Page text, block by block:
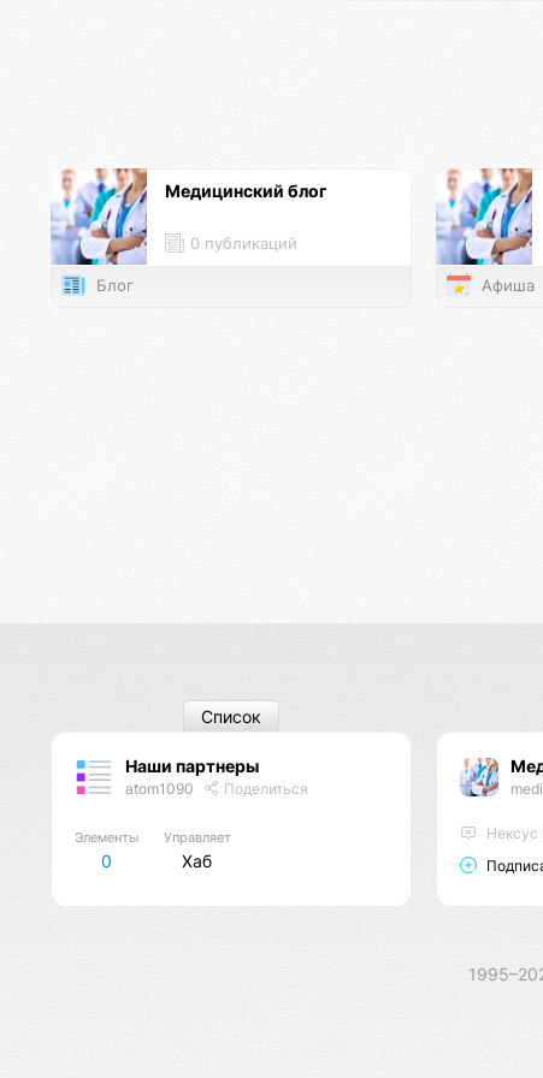
Медицинский блог
0 публикаций
Блог Афиша
Наши партнеры
atom1090 Поделиться
Элементы
0
Управляет
Хаб
Список